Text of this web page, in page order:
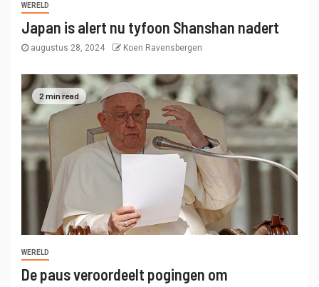
WERELD
Japan is alert nu tyfoon Shanshan nadert
augustus 28, 2024 Koen Ravensbergen
2 min read
WERELD
De paus veroordeelt pogingen om